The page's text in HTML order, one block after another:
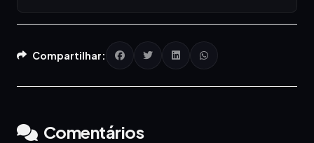
Compartilhar:
Comentários